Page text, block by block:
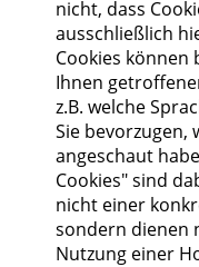
nicht, dass
ausschließlich
Cookies können
Ihnen
z.B. welche
Sie bevorzugen,
angeschaut
Cookies" sind
nicht einer
sondern dienen
Nutzung einer